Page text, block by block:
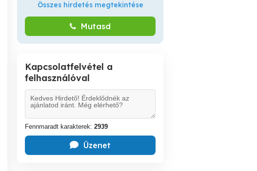
Összes hirdetés megtekintése
Mutasd
Kapcsolatfelvétel a
felhasználóval
Fennmaradt karakterek: 2939
Üzenet